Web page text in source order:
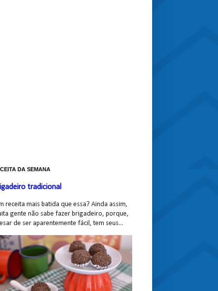
DA SEMANA
tradicional
receita mais batida que essa? Ainda assim,
gente não sabe fazer brigadeiro, porque,
de ser aparentemente fácil, tem seus...